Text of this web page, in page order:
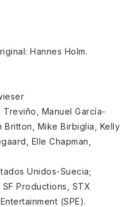
Hannes Holm.
Treviño, Manuel García-
Britton, Mike Birbiglia, Kelly
Elle Chapman,
Unidos-Suecia;
Productions, STX
(SPE).